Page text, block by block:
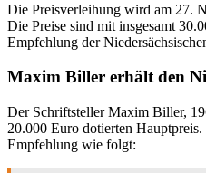
Die Preisverleihung wird am 27.
Die Preise sind mit insgesamt
Empfehlung der
Maxim Biller erhält den
Der Schriftsteller Maxim Biller,
20.000 Euro dotierten
Empfehlung wie folgt: